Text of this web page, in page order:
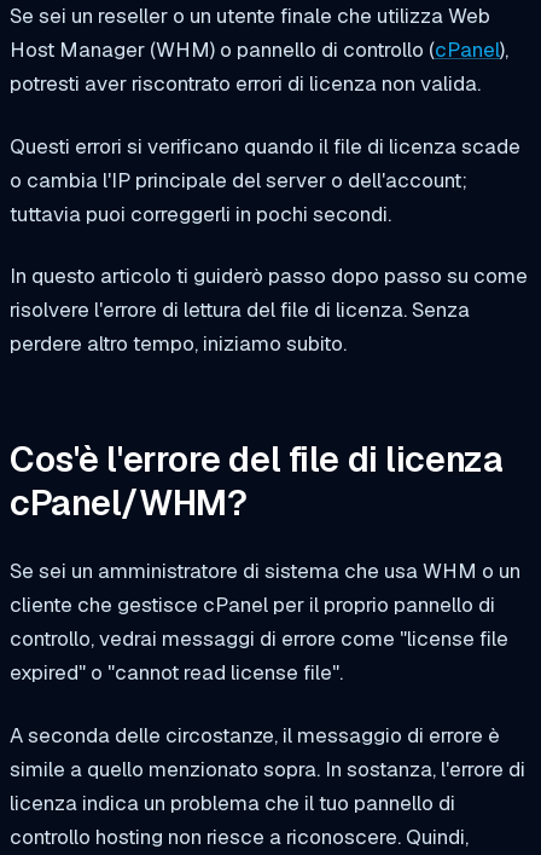
Se sei un reseller o un utente finale che utilizza Web
Host Manager (WHM) o pannello di controllo (cPanel),
potresti aver riscontrato errori di licenza non valida.
Questi errori si verificano quando il file di licenza scade
o cambia l'IP principale del server o dell'account;
tuttavia puoi correggerli in pochi secondi.
In questo articolo ti guiderò passo dopo passo su come
risolvere l'errore di lettura del file di licenza.Senza
perdere altro tempo, iniziamo subito.
Cos'è l'errore del file di licenza
cPanel/WHM?
Se sei un amministratore di sistema che usa WHM o un
cliente che gestisce cPanel per il proprio pannello di
controllo, vedrai messaggi di errore come "license file
expired" o "cannot read license file".
A seconda delle circostanze, il messaggio di errore è
simile a quello menzionato sopra. In sostanza, l'errore di
licenza indica un problema che il tuo pannello di
controllo hosting non riesce a riconoscere. Quindi,